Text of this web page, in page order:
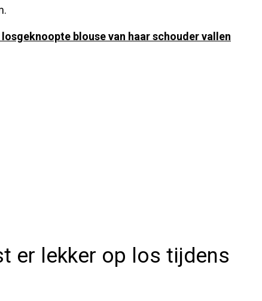
blouse van haar schouder vallen
er lekker op los tijdens